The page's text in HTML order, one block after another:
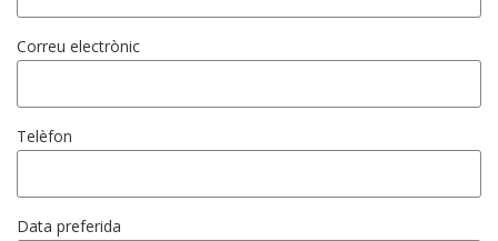
Correu electrònic
Telèfon
Data preferida